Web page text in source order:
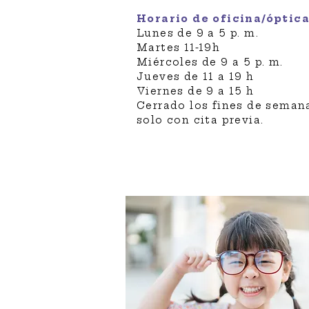
Horario de oficina/
Lunes de 9 a 5 p. m.
Martes 11-19h
Miércoles de 9 a 5 p. m.
Jueves de 11 a 19 h
Viernes de 9 a 15 h
Cerrado los fines de
solo con cita previa.